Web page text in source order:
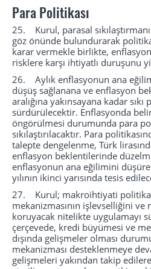
Para Politikası
25. Kurul, parasal
göz önünde bulundurarak
karar vermekle birlikte,
risklere karşı ihtiyatlı duruşunu
26. Aylık enflasyonun ana
düşüş sağlanana ve enflasyon
aralığına yakınsayana kadar
sürdürülecektir. Enflasyonda
öngörülmesi durumunda para
sıkılaştırılacaktır. Para
talepte dengelenme, Türk
enflasyon beklentilerinde
enflasyonun ana eğilimini
yılının ikinci yarısında tesis
27. Kurul; makroihtiyati
mekanizmasının işlevselliğini
koruyacak nitelikte uygulamayı
çerçevede, kredi büyümesi ve
dışında gelişmeler olması
mekanizması desteklenmeye
gelişmeleri yakından takip